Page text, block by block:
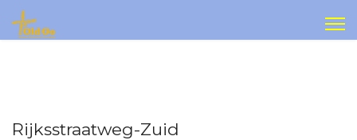
Rijksstraatweg-Zuid